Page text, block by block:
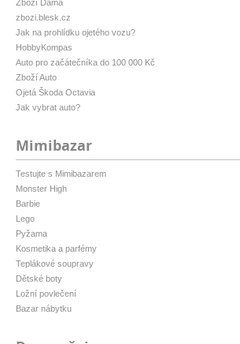
Zboží Dáma
zbozi.blesk.cz
Jak na prohlídku ojetého vozu?
HobbyKompas
Auto pro začátečníka do 100 000 Kč
Zboží Auto
Ojetá Škoda Octavia
Jak vybrat auto?
Mimibazar
Testujte s Mimibazarem
Monster High
Barbie
Lego
Pyžama
Kosmetika a parfémy
Teplákové soupravy
Dětské boty
Ložní povlečení
Bazar nábytku